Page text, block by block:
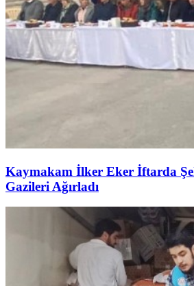
Kaymakam İlker Eker İftarda
Gazileri Ağırladı